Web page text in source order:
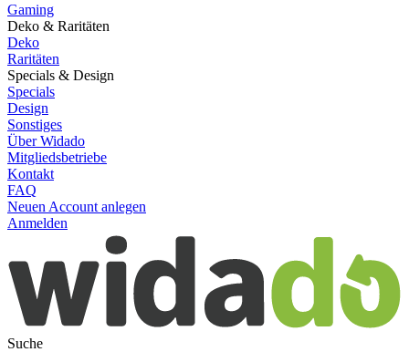
Gaming
Deko & Raritäten
Deko
Raritäten
Specials & Design
Specials
Design
Sonstiges
Über Widado
Mitgliedsbetriebe
Kontakt
FAQ
Neuen Account anlegen
Anmelden
Suche